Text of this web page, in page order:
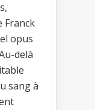
Franck
opus
delà
sang à